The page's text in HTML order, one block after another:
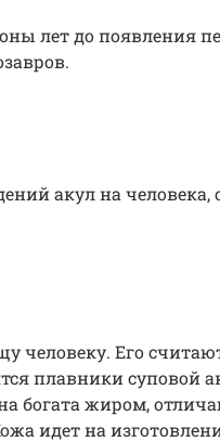
лет до появления
акул на человека,
человеку. Его
плавники суповой
богата жиром,
идет на